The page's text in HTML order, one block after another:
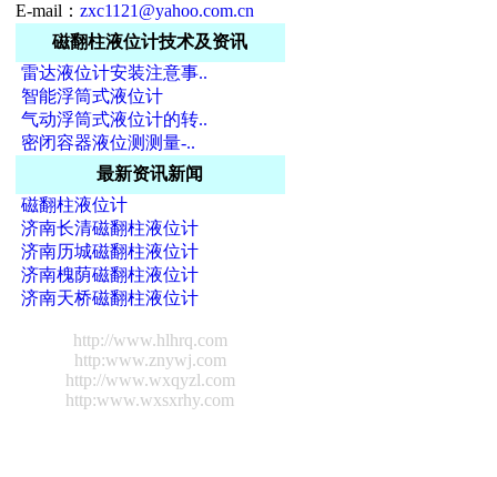
E-mail： zxc1121@yahoo.com.cn
磁翻柱液位计技术及资讯
雷达液位计安装注意事..
智能浮筒式液位计
气动浮筒式液位计的转..
密闭容器液位测测量-..
最新资讯新闻
磁翻柱液位计
济南长清磁翻柱液位计
济南历城磁翻柱液位计
济南槐荫磁翻柱液位计
济南天桥磁翻柱液位计
http://www.hlhrq.com
http:www.znywj.com
http://www.wxqyzl.com
http:www.wxsxrhy.com